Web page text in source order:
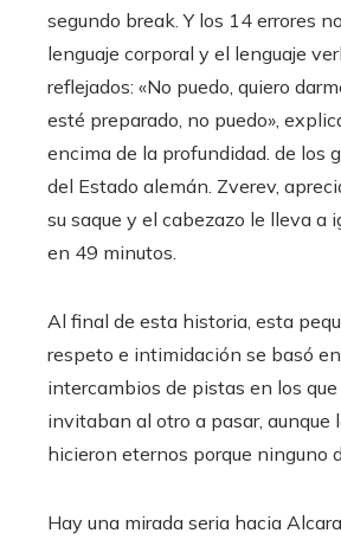
segundo break. Y los 14 errores
lenguaje corporal y el lenguaje
reflejados: «No puedo, quiero
esté preparado, no puedo»,
encima de la profundidad. de los
del Estado alemán. Zverev,
su saque y el cabezazo le lleva a
en 49 minutos.
Al final de esta historia, esta
respeto e intimidación se basó
intercambios de pistas en los que
invitaban al otro a pasar, aunque
hicieron eternos porque ninguno
Hay una mirada seria hacia